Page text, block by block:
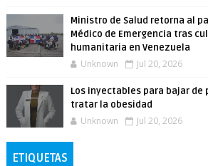
Ministro de Salud retorna al
Médico de Emergencia tras
humanitaria en Venezuela
Unknown Jul 20, 2026
Los inyectables para bajar de
tratar la obesidad
Unknown Jul 20, 2026
ETIQUETAS